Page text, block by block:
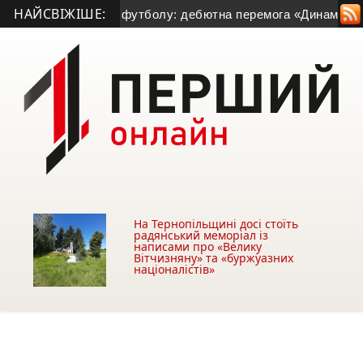
НАЙСВІЖІШЕ:з футболу: дебютна перемога «Динамо» та
На Тернопільщині досі стоїть
радянський меморіал із
написами про «Велику
Вітчизняну» та «буржуазних
націоналістів»